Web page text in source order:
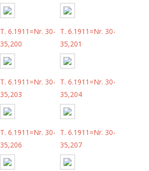
T. 6.1911=Nr. 30-
35,200
T. 6.1911=Nr. 30-
35,201
T. 6.1911=Nr. 30-
35,203
T. 6.1911=Nr. 30-
35,204
T. 6.1911=Nr. 30-
35,206
T. 6.1911=Nr. 30-
35,207